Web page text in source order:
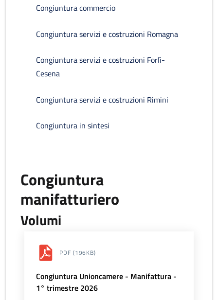
Congiuntura commercio
Congiuntura servizi e costruzioni Romagna
Congiuntura servizi e costruzioni Forlì-
Cesena
Congiuntura servizi e costruzioni Rimini
Congiuntura in sintesi
Congiuntura
manifatturiero
Volumi
PDF (196KB)
Congiuntura Unioncamere - Manifattura -
1° trimestre 2026